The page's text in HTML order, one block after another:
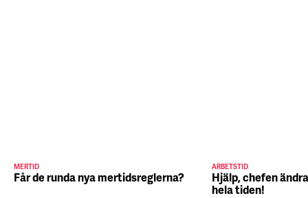
MERTID
Får de runda nya mertidsreglerna?
ARBETSTID
Hjälp, chefen
hela tiden!